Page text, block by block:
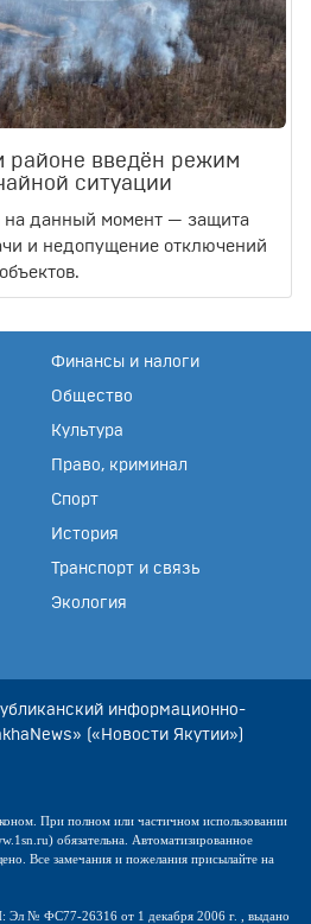
районе введён режим
ситуации
на данный момент — защита
и недопущение отключений
Финансы и налоги
Общество
Культура
Право, криминал
Спорт
История
Транспорт и связь
Экология
информационно-
(«Новости Якутии»)
При полном или частичном использовании
обязательна. Автоматизированное
Все замечания и пожелания присылайте на
Эл № ФС77-26316 от 1 декабря 2006 г. , выдано